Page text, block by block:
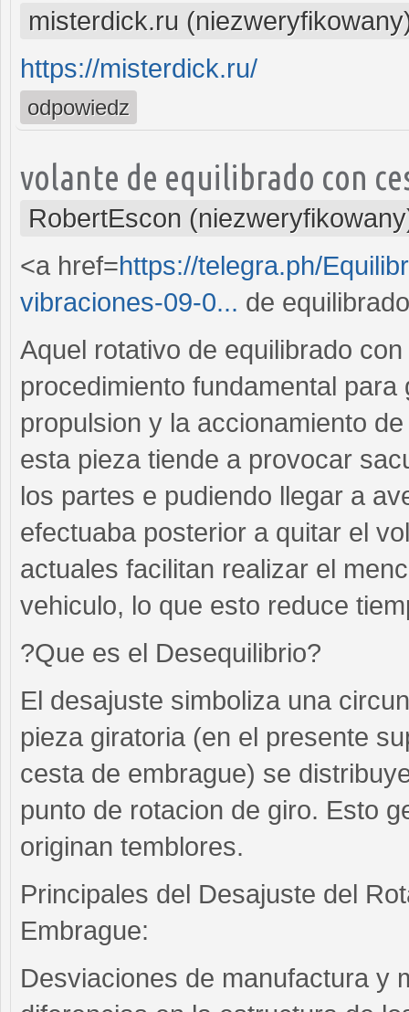
misterdick.ru
https://misterdick.ru/
odpowiedz
volante de equilibrado con
RobertEscon
<a href=https://telegra.ph/
vibraciones-09-0... de
Aquel rotativo de equilibrado
procedimiento fundamental
propulsion y la accionamiento
esta pieza tiende a provocar
los partes e pudiendo llegar a
efectuaba posterior a quitar el
actuales facilitan realizar el
vehiculo, lo que esto reduce
?Que es el Desequilibrio?
El desajuste simboliza una
pieza giratoria (en el presente
cesta de embrague) se
punto de rotacion de giro. Esto
originan temblores.
Principales del Desajuste del
Embrague:
Desviaciones de manufactura y